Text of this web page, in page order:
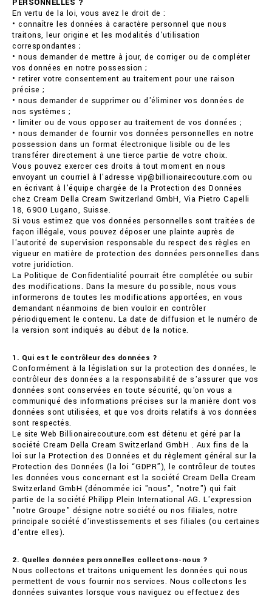
PERSONNELLES ?
En vertu de la loi, vous avez le droit de :
• connaître les données à caractère personnel que nous
traitons, leur origine et les modalités d'utilisation
correspondantes ;
• nous demander de mettre à jour, de corriger ou de compléter
vos données en notre possession ;
• retirer votre consentement au traitement pour une raison
précise ;
• nous demander de supprimer ou d'éliminer vos données de
nos systèmes ;
• limiter ou de vous opposer au traitement de vos données ;
• nous demander de fournir vos données personnelles en notre
possession dans un format électronique lisible ou de les
transférer directement à une tierce partie de votre choix.
Vous pouvez exercer ces droits à tout moment en nous
envoyant un courriel à l'adresse vip@billionairecouture.com ou
en écrivant à l'équipe chargée de la Protection des Données
chez Cream Della Cream Switzerland GmbH, Via Pietro Capelli
18, 6900 Lugano, Suisse.
Si vous estimez que vos données personnelles sont traitées de
façon illégale, vous pouvez déposer une plainte auprès de
l'autorité de supervision responsable du respect des règles en
vigueur en matière de protection des données personnelles dans
votre juridiction.
La Politique de Confidentialité pourrait être complétée ou subir
des modifications. Dans la mesure du possible, nous vous
informerons de toutes les modifications apportées, en vous
demandant néanmoins de bien vouloir en contrôler
périodiquement le contenu. La date de diffusion et le numéro de
la version sont indiqués au début de la notice.
1. Qui est le contrôleur des données ?
Conformément à la législation sur la protection des données, le
contrôleur des données a la responsabilité de s'assurer que vos
données sont conservées en toute sécurité, qu'on vous a
communiqué des informations précises sur la manière dont vos
données sont utilisées, et que vos droits relatifs à vos données
sont respectés.
Le site Web Billionairecouture.com est détenu et géré par la
société Cream Della Cream Switzerland GmbH . Aux fins de la
loi sur la Protection des Données et du règlement général sur la
Protection des Données (la loi “GDPR”), le contrôleur de toutes
les données vous concernant est la société Cream Della Cream
Switzerland GmbH (dénommée ici "nous", "notre") qui fait
partie de la société Philipp Plein International AG. L'expression
"notre Groupe" désigne notre société ou nos filiales, notre
principale société d'investissements et ses filiales (ou certaines
d'entre elles).
2. Quelles données personnelles collectons-nous ?
Nous collectons et traitons uniquement les données qui nous
permettent de vous fournir nos services. Nous collectons les
données suivantes lorsque vous naviguez ou effectuez des